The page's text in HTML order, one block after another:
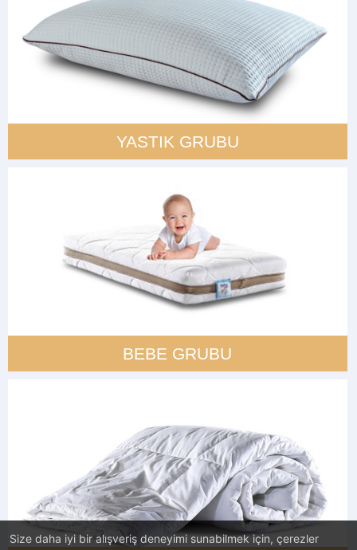
Size daha iyi bir alışveriş deneyimi sunabilmek için, çerezler
YASTIK GRUBU
BEBE GRUBU